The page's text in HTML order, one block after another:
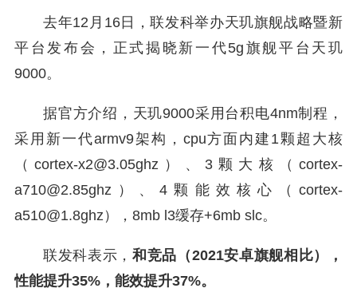
去年12月16日，联发科举办天玑旗舰战略暨新
平台发布会，正式揭晓新一代5g旗舰平台天玑
9000。
据官方介绍，天玑9000采用台积电4nm制程，
采用新一代armv9架构，cpu方面内建1颗超大核
（cortex-x2@3.05ghz）、3颗大核（cortex-
a710@2.85ghz）、4颗能效核心（cortex-
a510@1.8ghz），8mb l3缓存+6mb slc。
联发科表示， 和竞品（2021安卓旗舰相比），
性能提升35%，能效提升37%。